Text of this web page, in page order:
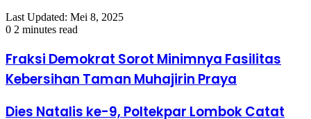
Last Updated: Mei 8, 2025
0 2 minutes read
Fraksi Demokrat Sorot Minimnya Fasilitas
Kebersihan Taman Muhajirin Praya
Dies Natalis ke-9, Poltekpar Lombok Catat